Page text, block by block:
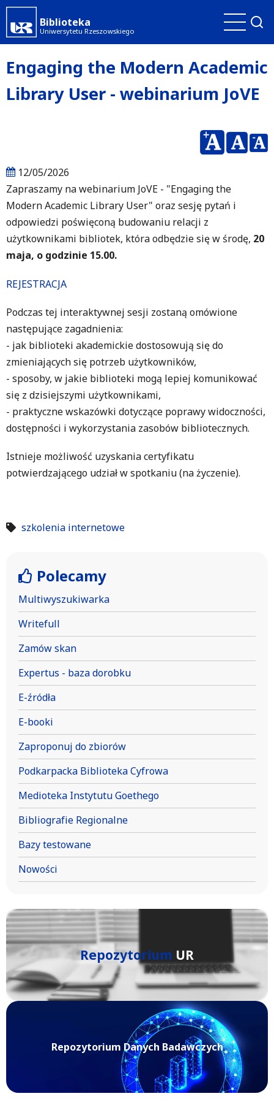
Przejdź
do
treści
Biblioteka
Uniwersytetu Rzeszowskiego
Engaging the Modern Academic
Library User - webinarium JoVE
12/05/2026
Zapraszamy na webinarium JoVE - "Engaging the
Modern Academic Library User" oraz sesję pytań i
odpowiedzi poświęconą budowaniu relacji z
użytkownikami bibliotek, która odbędzie się w środę, 20
maja, o godzinie 15.00.
REJESTRACJA
Podczas tej interaktywnej sesji zostaną omówione
następujące zagadnienia:
- jak biblioteki akademickie dostosowują się do
zmieniających się potrzeb użytkowników,
- sposoby, w jakie biblioteki mogą lepiej komunikować
się z dzisiejszymi użytkownikami,
- praktyczne wskazówki dotyczące poprawy widoczności,
dostępności i wykorzystania zasobów bibliotecznych.
Istnieje możliwość uzyskania certyfikatu
potwierdzającego udział w spotkaniu (na życzenie).
szkolenia internetowe
Polecamy
Multiwyszukiwarka
Writefull
Zamów skan
Expertus - baza dorobku
E-źródła
E-booki
Zaproponuj do zbiorów
Podkarpacka Biblioteka Cyfrowa
Medioteka Instytutu Goethego
Bibliografie Regionalne
Bazy testowane
Nowości
Repozytorium UR
Repozytorium Danych Badawczych